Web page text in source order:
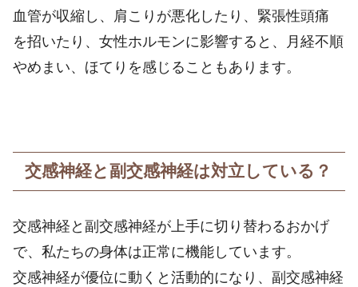
血管が収縮し、肩こりが悪化したり、緊張性頭痛
を招いたり、女性ホルモンに影響すると、月経不順
やめまい、ほてりを感じることもあります。
交感神経と副交感神経は対立している？
交感神経と副交感神経が上手に切り替わるおかげ
で、私たちの身体は正常に機能しています。
交感神経が優位に動くと活動的になり、副交感神経